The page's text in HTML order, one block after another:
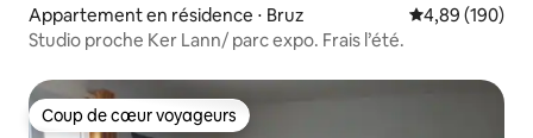
Appartement en résidence ⋅ Bruz Évaluation
4,89 (190)
Studio proche Ker Lann/ parc expo. Frais l’été.
Coup de cœur voyageurs
Coup de cœur voyageurs